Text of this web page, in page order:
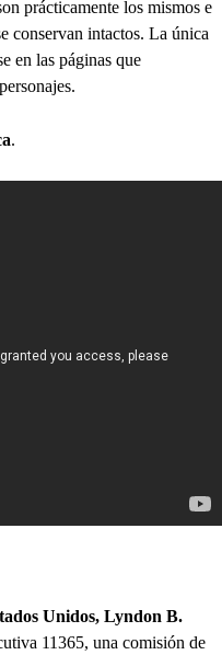
prácticamente los mismos e
conservan intactos. La única
en las páginas que
.
Unidos, Lyndon B.
11365, una comisión de